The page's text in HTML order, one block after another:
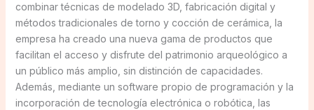
combinar técnicas de modelado 3D, fabricación digital y
métodos tradicionales de torno y cocción de cerámica, la
empresa ha creado una nueva gama de productos que
facilitan el acceso y disfrute del patrimonio arqueológico a
un público más amplio, sin distinción de capacidades.
Además, mediante un software propio de programación y la
incorporación de tecnología electrónica o robótica, las